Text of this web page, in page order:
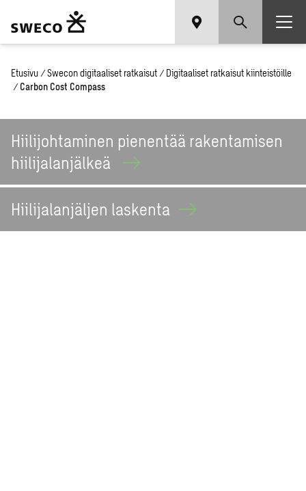
Etusivu / Swecon digitaaliset ratkaisut / Digitaaliset ratkaisut kiinteistöille
/ Carbon Cost Compass
Hiilijohtaminen pienentää rakentamisen
hiilijalanjälkeä
Hiilijalanjäljen laskenta